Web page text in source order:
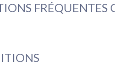
FRÉQUENTES